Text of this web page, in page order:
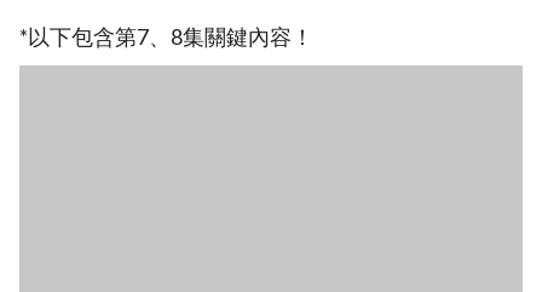
*以下包含第7、8集關鍵內容！